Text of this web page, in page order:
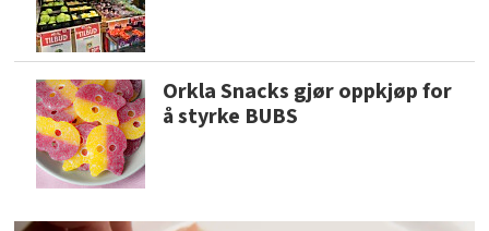
Orkla Snacks gjør oppkjøp for
å styrke BUBS